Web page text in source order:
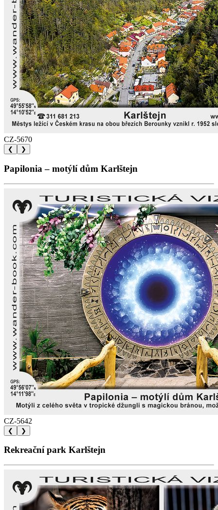
CZ-5670
❮ ❯
Papilonia – motýlí dům Karlštejn
CZ-5642
❮ ❯
Rekreační park Karlštejn